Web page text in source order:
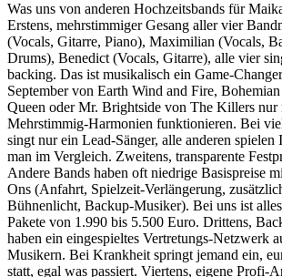
Was uns von anderen Hochzeitsbands für
Erstens, mehrstimmiger Gesang aller vier
(Vocals, Gitarre, Piano), Maximilian (Vocals,
Drums), Benedict (Vocals, Gitarre), alle vier
backing. Das ist musikalisch ein Game-
September von Earth Wind and Fire,
Queen oder Mr. Brightside von The Killers nur
Mehrstimmig-Harmonien funktionieren. Bei
singt nur ein Lead-Sänger, alle anderen spielen
man im Vergleich. Zweitens, transparente
Andere Bands haben oft niedrige Basispreise
Ons (Anfahrt, Spielzeit-Verlängerung,
Bühnenlicht, Backup-Musiker). Bei uns ist
Pakete von 1.990 bis 5.500 Euro. Drittens,
haben ein eingespieltes Vertretungs-Netzwerk
Musikern. Bei Krankheit springt jemand ein,
statt, egal was passiert. Viertens, eigene Profi-